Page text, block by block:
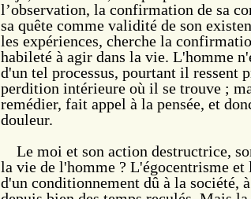
l’observation, la confirmation de sa
sa quête comme validité de son
les expériences, cherche la
habileté à agir dans la vie. L'homme
d'un tel processus, pourtant il ressent
perdition intérieure où il se trouve ;
remédier, fait appel à la pensée, et
douleur.
Le moi et son action destructrice,
la vie de l'homme ? L'égocentrisme
d'un conditionnement dû à la société,